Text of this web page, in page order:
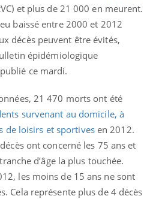
et plus de 21 000 en meurent.
baissé entre 2000 et 2012
décès peuvent être évités,
épidémiologique
ce mardi.
21 470 morts ont été
survenant au domicile, à
de loisirs et sportives en 2012.
ont concerné les 75 ans et
d’âge la plus touchée.
les moins de 15 ans ne sont
Cela représente plus de 4 décès